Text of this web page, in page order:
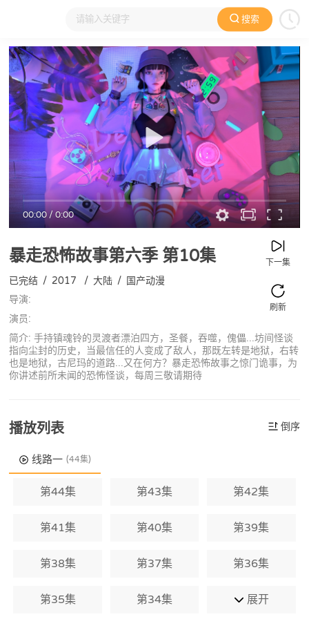
搜索
大家在看 日本动漫 国产动漫 欧美动漫 动漫电影
00:00/0:00
暴走恐怖故事第六季第10集 下一集
刷新
已完结 / 2017 / 大陆 / 国产动漫
导演:
演员:
简介: 手持镇魂铃的灵渡者漂泊四方，圣餐，吞噬，傀儡...坊间怪谈
指向尘封的历史，当最信任的人变成了敌人，那既左转是地狱，右转
也是地狱，古尼玛的道路...又在何方？暴走恐怖故事之惊门诡事，为
你讲述前所未闻的恐怖怪谈，每周三敬请期待
播放列表 倒序
线路一 (44集)
第44集 第43集 第42集
第41集 第40集 第39集
第38集 第37集 第36集
第35集 第34集 展开